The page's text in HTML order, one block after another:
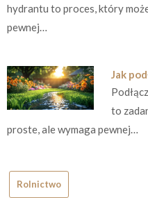
hydrantu to proces, który
pewnej…
Jak
to
proste, ale wymaga pewnej…
Rolnictwo